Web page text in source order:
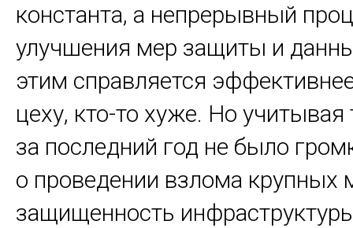
константа, а непрерывный
улучшения мер защиты и
этим справляется
цеху, кто-то хуже. Но учитывая
за последний год не было
о проведении взлома крупных
защищенность